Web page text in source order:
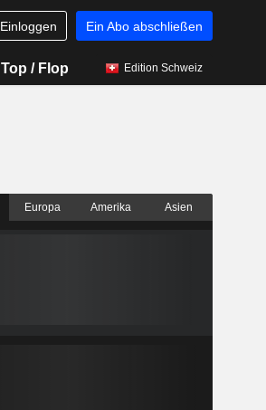
Einloggen Ein Abo abschließen
Top / Flop Edition Schweiz
Europa Amerika Asien